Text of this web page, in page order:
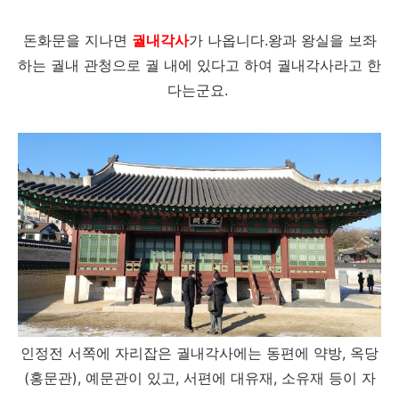
돈화문을 지나면 궐내각사가 나옵니다.왕과 왕실을 보좌
하는 궐내 관청으로 궐 내에 있다고 하여 궐내각사라고 한
다는군요.
인정전 서쪽에 자리잡은 궐내각사에는 동편에 약방, 옥당
(홍문관), 예문관이 있고, 서편에 대유재, 소유재 등이 자